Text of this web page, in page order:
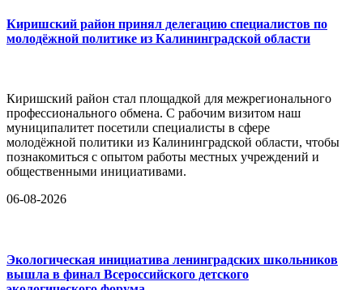
Киришский район принял делегацию специалистов по
молодёжной политике из Калининградской области
Киришский район стал площадкой для межрегионального
профессионального обмена. С рабочим визитом наш
муниципалитет посетили специалисты в сфере
молодёжной политики из Калининградской области, чтобы
познакомиться с опытом работы местных учреждений и
общественными инициативами.
06-08-2026
Экологическая инициатива ленинградских школьников
вышла в финал Всероссийского детского